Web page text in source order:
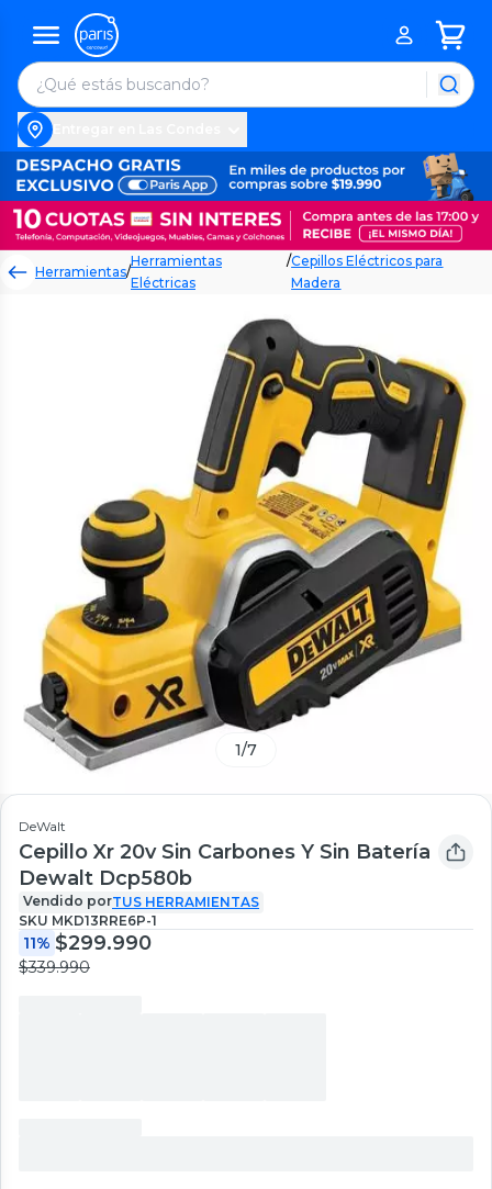
Herramientas/
Herramientas
Eléctricas
/Cepillos Eléctricos para
Madera
1/7
DeWalt
Cepillo Xr 20v Sin Carbones Y Sin Batería
Dewalt Dcp580b
Vendido porTUS HERRAMIENTAS
SKU MKD13RRE6P-1
11% $299.990
$339.990